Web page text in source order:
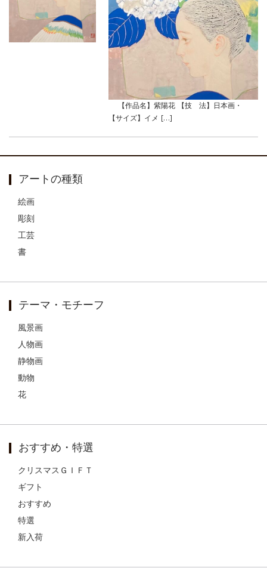
【作品名】紫陽花 【技 法】日本画・
【サイズ】イメ […]
アートの種類
絵画
彫刻
工芸
書
テーマ・モチーフ
風景画
人物画
静物画
動物
花
おすすめ・特選
クリスマスＧＩＦＴ
ギフト
おすすめ
特選
新入荷